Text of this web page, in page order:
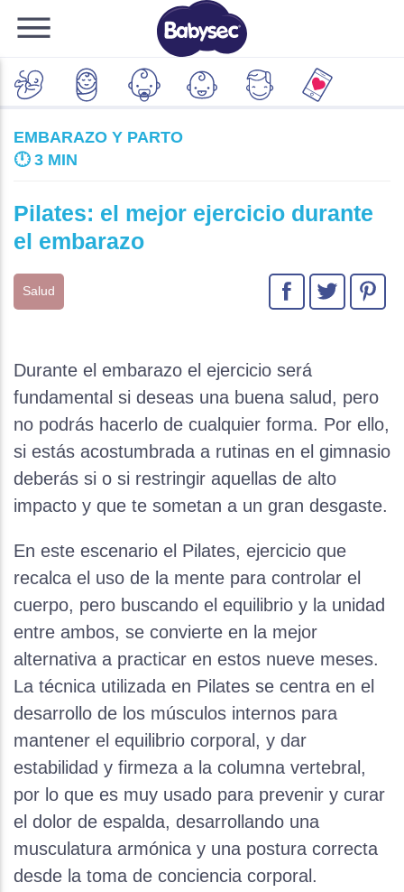
EMBARAZO Y PARTO
🕛 3 MIN
Pilates: el mejor ejercicio durante
el embarazo
Salud
Durante el embarazo el ejercicio será
fundamental si deseas una buena salud, pero
no podrás hacerlo de cualquier forma. Por ello,
si estás acostumbrada a rutinas en el gimnasio
deberás si o si restringir aquellas de alto
impacto y que te sometan a un gran desgaste.
En este escenario el Pilates, ejercicio que
recalca el uso de la mente para controlar el
cuerpo, pero buscando el equilibrio y la unidad
entre ambos, se convierte en la mejor
alternativa a practicar en estos nueve meses.
La técnica utilizada en Pilates se centra en el
desarrollo de los músculos internos para
mantener el equilibrio corporal, y dar
estabilidad y firmeza a la columna vertebral,
por lo que es muy usado para prevenir y curar
el dolor de espalda, desarrollando una
musculatura armónica y una postura correcta
desde la toma de conciencia corporal.